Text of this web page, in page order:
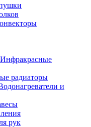
Инфракрасные
радиаторы
и
рук